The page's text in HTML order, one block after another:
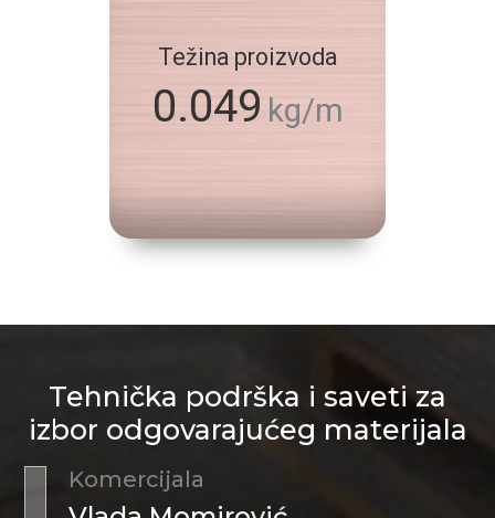
Težina proizvoda
0.049 kg/m
Tehnička podrška i saveti za
izbor odgovarajućeg materijala
Komercijala